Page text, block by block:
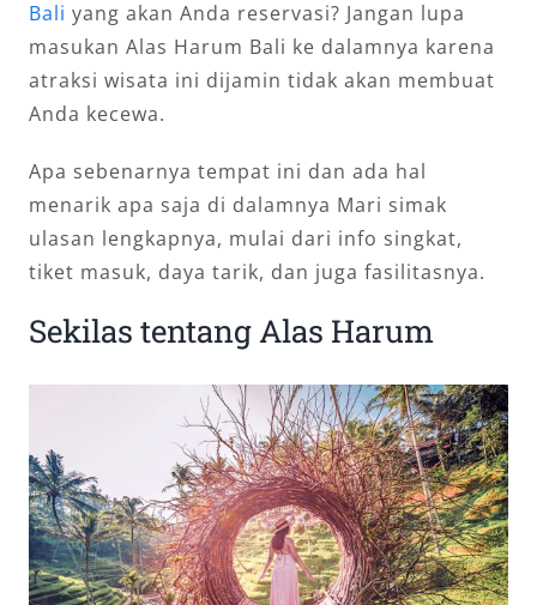
Bali yang akan Anda reservasi? Jangan lupa
masukan Alas Harum Bali ke dalamnya karena
atraksi wisata ini dijamin tidak akan membuat
Anda kecewa.
Apa sebenarnya tempat ini dan ada hal
menarik apa saja di dalamnya Mari simak
ulasan lengkapnya, mulai dari info singkat,
tiket masuk, daya tarik, dan juga fasilitasnya.
Sekilas tentang Alas Harum